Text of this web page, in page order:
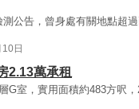
公告，曾身處有關地點超
日
2.13萬承租
G室，實用面積約483方呎